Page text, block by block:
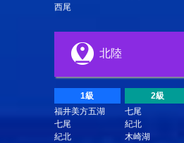
西尾
北陸
1級
福井美方五湖
七尾
紀北
2級
七尾
紀北
木崎湖